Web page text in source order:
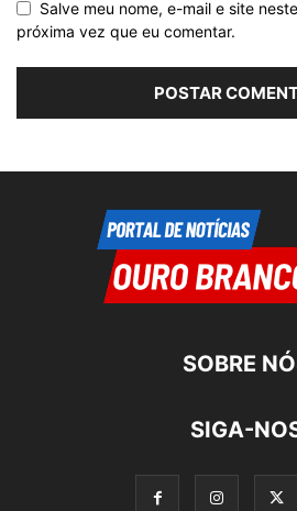
Salve meu nome, e-mail e site
próxima vez que eu comentar.
SOBRE
SIGA-